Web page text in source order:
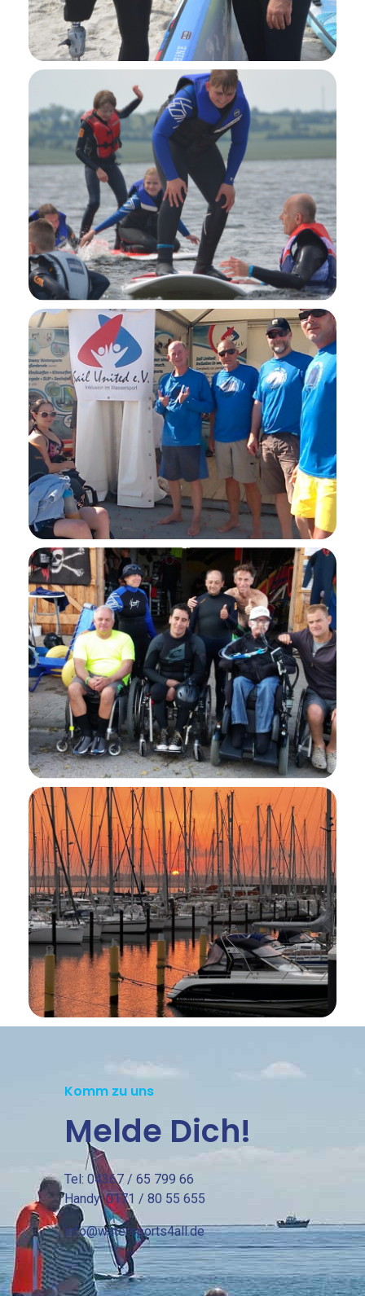
Komm zu uns
Melde Dich!
Tel: 04367 / 65 799 66
Handy: 0171 / 80 55 655
info@watersports4all.de